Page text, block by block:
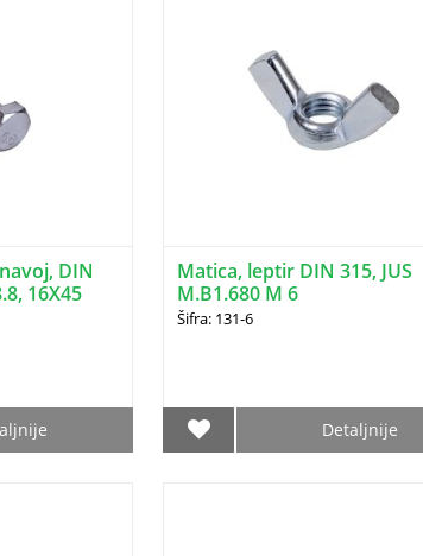
DIN
16X45
Matica, leptir DIN 315, JUS
M.B1.680 M 6
Šifra: 131-6
Detaljnije